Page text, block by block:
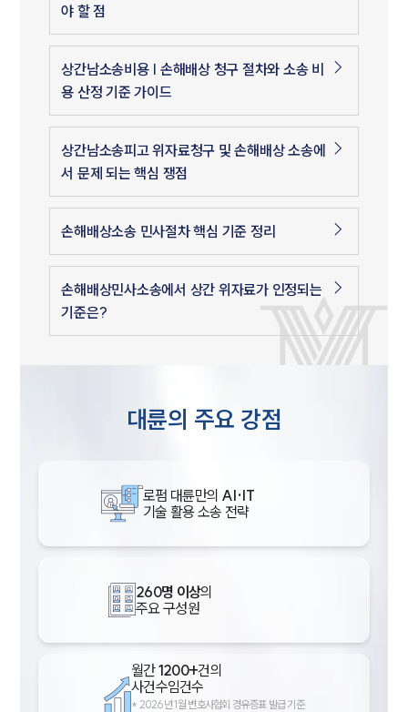
야 할 점
상간남소송비용 | 손해배상 청구 절차와 소송 비
용 산정 기준 가이드
상간남소송피고 위자료청구 및 손해배상 소송에
서 문제 되는 핵심 쟁점
손해배상소송 민사절차 핵심 기준 정리
손해배상민사소송에서 상간 위자료가 인정되는
기준은?
대륜의 주요 강점
로펌 대륜만의 AI·IT
기술 활용 소송 전략
260명 이상의
주요 구성원
월간1200+건의
사건수임건수
* 2026년 1월 변호사협회 경유증표 발급 기준